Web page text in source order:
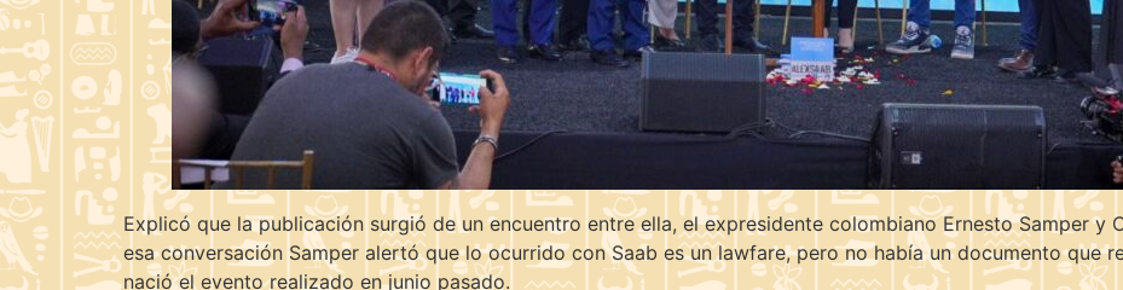
Explicó que la publicación surgió de un encuentro entre ella, el expresidente colombiano Ernesto Samper y
esa conversación Samper alertó que lo ocurrido con Saab es un lawfare, pero no había un documento que
nació el evento realizado en junio pasado.